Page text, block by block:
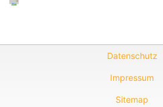
Datenschutz
Impressum
Sitemap